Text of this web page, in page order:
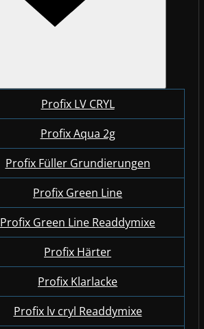
Profix LV CRYL
Profix Aqua 2g
Profix Füller Grundierungen
Profix Green Line
Profix Green Line Readdymixe
Profix Härter
Profix Klarlacke
Profix lv cryl Readdymixe